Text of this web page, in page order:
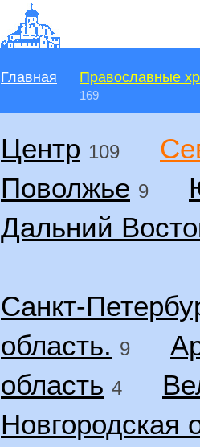
Главная Православные
169
Центр 109
Поволжье 9
Дальний
Санкт-
область. 9
область 4
Новгородская